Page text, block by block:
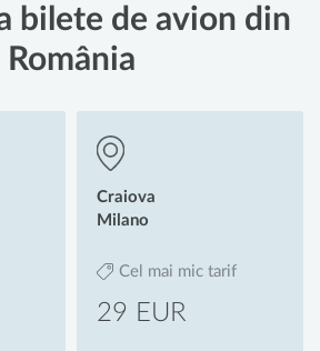
bilete de avion din
România
Craiova
Milano
Cel mai mic tarif
29 EUR